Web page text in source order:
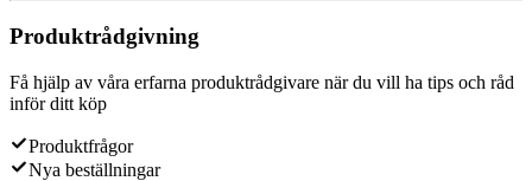
Produktrådgivning
Få hjälp av våra erfarna produktrådgivare när du vill ha tips och råd
inför ditt köp
Produktfrågor
Nya beställningar